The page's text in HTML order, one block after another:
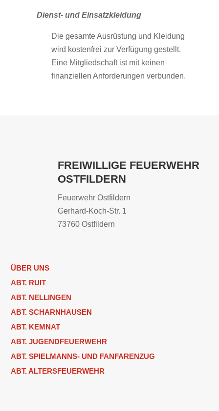
Dienst- und Einsatzkleidung
Die gesamte Ausrüstung und Kleidung
wird kostenfrei zur Verfügung gestellt.
Eine Mitgliedschaft ist mit keinen
finanziellen Anforderungen verbunden.
FREIWILLIGE FEUERWEHR
OSTFILDERN
Feuerwehr Ostfildern
Gerhard-Koch-Str. 1
73760 Ostfildern
ÜBER UNS
ABT. RUIT
ABT. NELLINGEN
ABT. SCHARNHAUSEN
ABT. KEMNAT
ABT. JUGENDFEUERWEHR
ABT. SPIELMANNS- UND FANFARENZUG
ABT. ALTERSFEUERWEHR